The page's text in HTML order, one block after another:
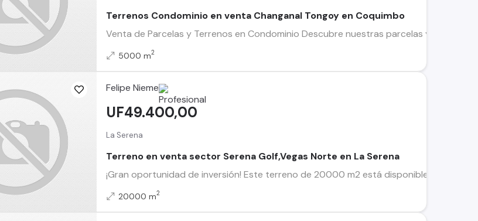
Terrenos Condominio en venta Changanal Tongoy en Coquimbo
Venta de Parcelas y Terrenos en Condominio Descubre nuestras parcelas y
5000 m2
Felipe Nieme
La Serena
Terreno en venta sector Serena Golf,Vegas Norte en La Serena
¡Gran oportunidad de inversión! Este terreno de 20000 m2 está disponible en la
UF49.400,00
20000 m2